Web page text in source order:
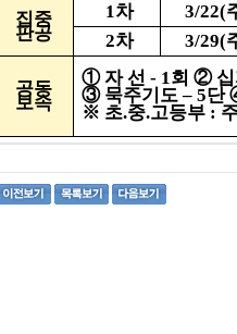
집중
판공
1차 3/22(
2차 3/29(
공동
보속
① 자 선 - 1회 ②
③ 묵주기도– 5단
※ 초.중.고등부 :